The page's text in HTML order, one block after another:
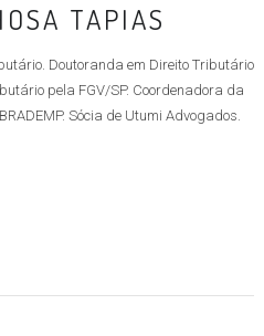
TAPIAS
Doutoranda em Direito Tributário
pela FGV/SP. Coordenadora da
Sócia de Utumi Advogados.